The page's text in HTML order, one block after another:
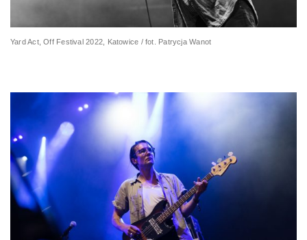
Yard Act, Off Festival 2022, Katowice / fot. Patrycja Wanot